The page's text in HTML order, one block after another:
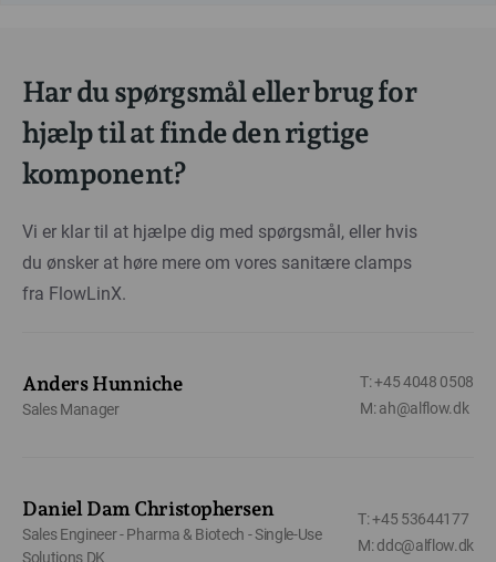
Har du spørgsmål eller brug for
hjælp til at finde den rigtige
komponent?
Vi er klar til at hjælpe dig med spørgsmål, eller hvis
du ønsker at høre mere om vores sanitære clamps
fra FlowLinX.
Anders Hunniche
Sales Manager
T: +45 4048 0508
M: ah@alflow.dk
Daniel Dam Christophersen
Sales Engineer - Pharma & Biotech - Single-Use
Solutions DK
T: +45 53644177
M: ddc@alflow.dk